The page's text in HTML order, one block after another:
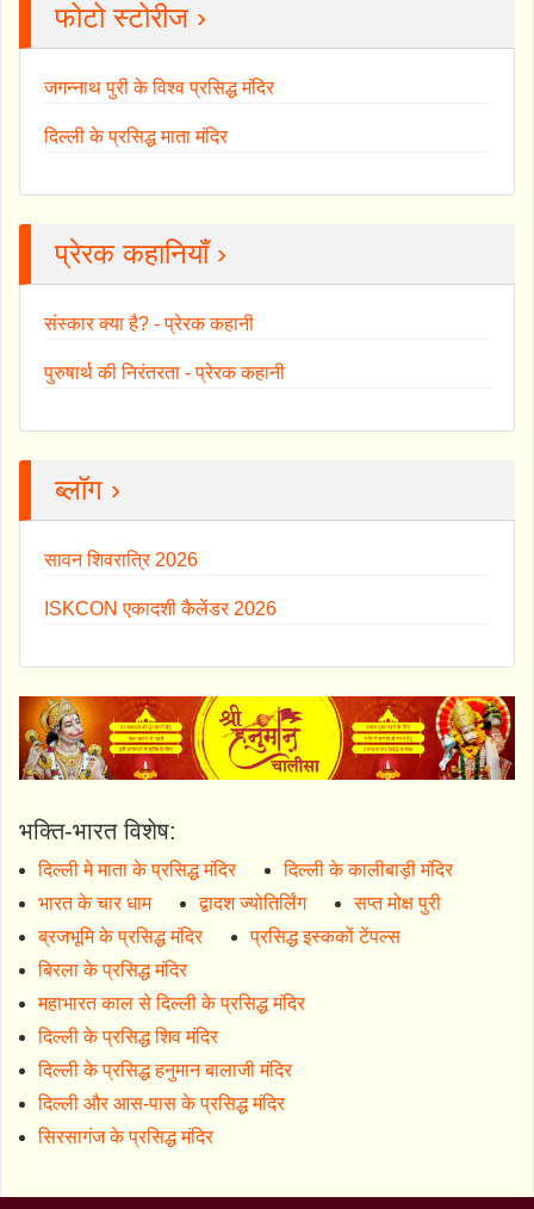
फोटो स्टोरीज ›
जगन्नाथ पुरी के विश्व प्रसिद्ध मंदिर
दिल्ली के प्रसिद्ध माता मंदिर
प्रेरक कहानियाँ ›
संस्कार क्या है? - प्रेरक कहानी
पुरुषार्थ की निरंतरता - प्रेरक कहानी
ब्लॉग ›
सावन शिवरात्रि 2026
ISKCON एकादशी कैलेंडर 2026
भक्ति-भारत विशेष:
दिल्ली मे माता के प्रसिद्ध मंदिर
दिल्ली के कालीबाड़ी मंदिर
भारत के चार धाम
द्वादश ज्योतिर्लिंग
सप्त मोक्ष पुरी
ब्रजभूमि के प्रसिद्ध मंदिर
प्रसिद्ध इस्ककों टेंपल्स
बिरला के प्रसिद्ध मंदिर
महाभारत काल से दिल्ली के प्रसिद्ध मंदिर
दिल्ली के प्रसिद्ध शिव मंदिर
दिल्ली के प्रसिद्ध हनुमान बालाजी मंदिर
दिल्ली और आस-पास के प्रसिद्ध मंदिर
सिरसागंज के प्रसिद्ध मंदिर